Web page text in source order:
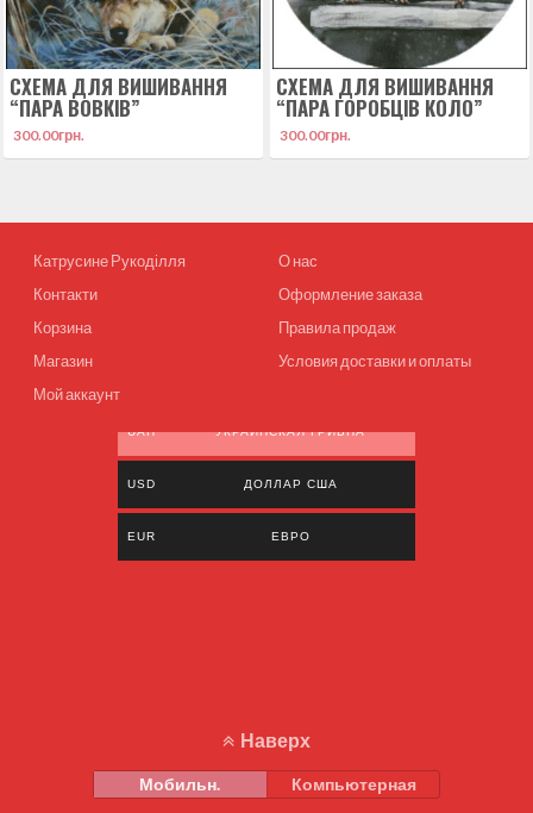
СХЕМА ДЛЯ ВИШИВАННЯ
“ПАРА ВОВКІВ”
300.00грн.
СХЕМА ДЛЯ ВИШИВАННЯ
“ПАРА ГОРОБЦІВ КОЛО”
300.00грн.
Катрусине Рукоділля
Контакти
Корзина
Магазин
Мой аккаунт
О нас
Оформление заказа
Правила продаж
Условия доставки и оплаты
UAH УКРАИНСКАЯ ГРИВНА
USD ДОЛЛАР США
EUR ЕВРО
Наверх
Мобильн. Компьютерная